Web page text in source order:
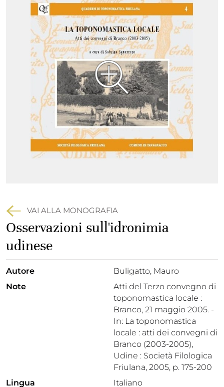
VAI ALLA MONOGRAFIA
Osservazioni sull'idronimia
udinese
Autore
Buligatto, Mauro
Note
Atti del Terzo convegno di
toponomastica locale :
Branco, 21 maggio 2005. -
In: La toponomastica
locale : atti dei convegni di
Branco (2003-2005),
Udine : Società Filologica
Friulana, 2005, p. 175-200
Lingua
Italiano